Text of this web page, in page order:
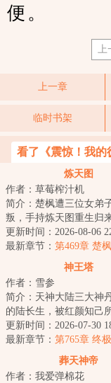
便。
上
上一章
临时书架
看了《震惊！我的
炼天图
作者：草莓榨汁机
简介：楚枫遭三位女弟
叛，手持炼天图重生归
万物，踏上成帝之路。
婚内不同房...
更新时间：2026-08-06
最新章节： 第469章 楚
站着和我说话？
神王塔
作者：雪参
简介：天神大陆三大神
的陆长生，被红颜知己
上古奇毒。为炼制神丹
闯入绝地神王冢...
更新时间：2026-07-30
最新章节： 第765章 终
葬天神帝
作者：我爱弹棉花